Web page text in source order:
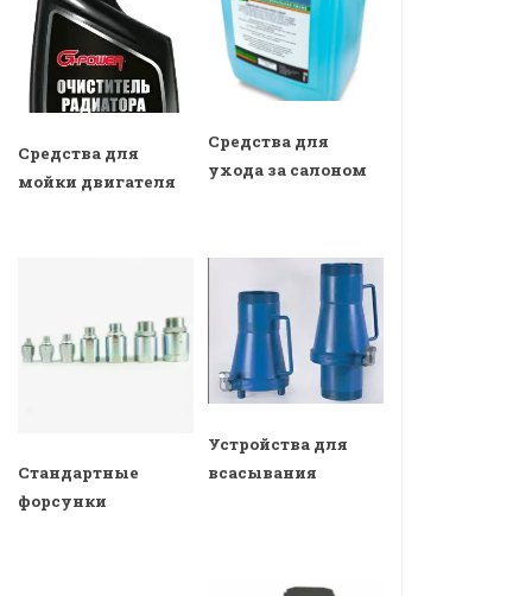
Средства для
мойки двигателя
Средства для
ухода за салоном
Стандартные
форсунки
Устройства для
всасывания